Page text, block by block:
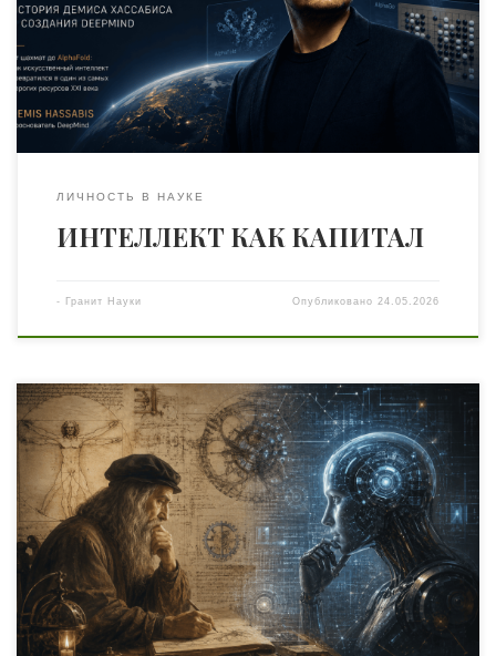
богатство создавалось вокруг физических ресурсов.
Сначала власть принадлежала тем, кто контролировал
землю, затем — промышленность, нефть, транспорт и
производство. Но постепенно центр мировой
экономики начал смещаться […]
ЛИЧНОСТЬ В НАУКЕ
ИНТЕЛЛЕКТ КАК КАПИТАЛ
- Гранит Науки Опубликовано24.05.2026
Машина, которая ускоряет мышление В истории науки
уже происходили моменты, когда новая технология
резко меняла представление человечества о
собственных возможностях. Появление телескопа
позволило увидеть то, что раньше считалось
недоступным человеческому глазу. Паровая машина
изменила промышленность. Электричество изменило
города. Компьютер изменил само понятие вычисления.
Но искусственный интеллект впервые претендует на
нечто […]